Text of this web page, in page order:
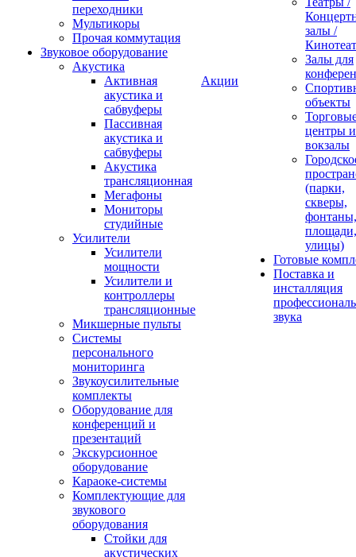
переходники
Мультикоры
Прочая коммутация
Звуковое оборудование
Акустика
Активная
акустика и
сабвуферы
Пассивная
акустика и
сабвуферы
Акустика
трансляционная
Мегафоны
Мониторы
студийные
Усилители
Усилители
мощности
Усилители и
контроллеры
трансляционные
Микшерные пульты
Системы
персонального
мониторинга
Звукоусилительные
комплекты
Оборудование для
конференций и
презентаций
Экскурсионное
оборудование
Караоке-системы
Комплектующие для
звукового
оборудования
Стойки для
акустических
Акции
залы /
Залы для
объекты
центры и
вокзалы
(парки,
скверы,
фонтаны,
площади,
улицы)
Готовые
Поставка и
инсталляция
звука